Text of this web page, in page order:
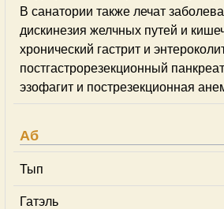
В санатории также лечат
дискинезия желчных путей и
хронический гастрит и
постгастрорезекционный
эзофагит и пострезекционная
Аб
Тып
Гатэль